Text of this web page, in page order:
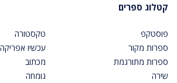
קטלוג ספרים
פוסטקפ
ספרות מקור
ספרות מתורגמת
שירה
טקסטורה
עכשיו אפריקה
מכתוב
גומחה